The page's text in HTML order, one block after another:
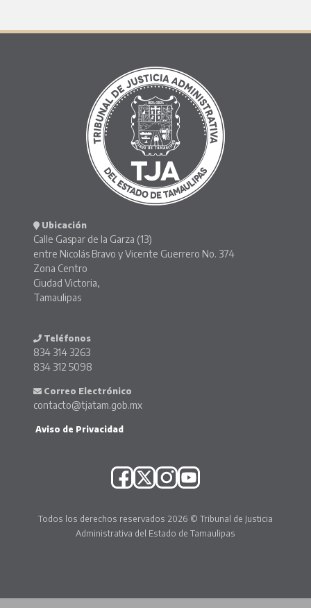
Ubicación
Calle Gaspar de la Garza (13)
entre Nicolás Bravo y Vicente Guerrero No. 374
Zona Centro
Ciudad Victoria,
Tamaulipas
Teléfonos
834 314 3263
834 312 5098
Correo Electrónico
contacto@tjatam.gob.mx
Aviso de Privacidad
Todos los derechos reservados 2026 © Tribunal de Justicia
Administrativa del Estado de Tamaulipas